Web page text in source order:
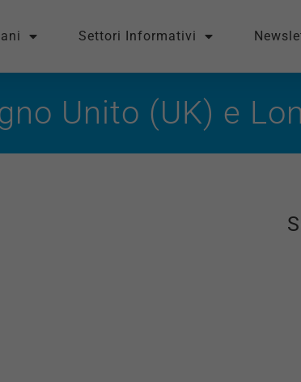
Settori Informativi
Unito (UK) e